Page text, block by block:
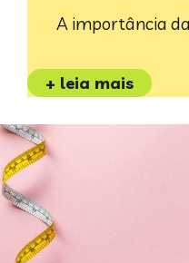
A importância
+ leia mais